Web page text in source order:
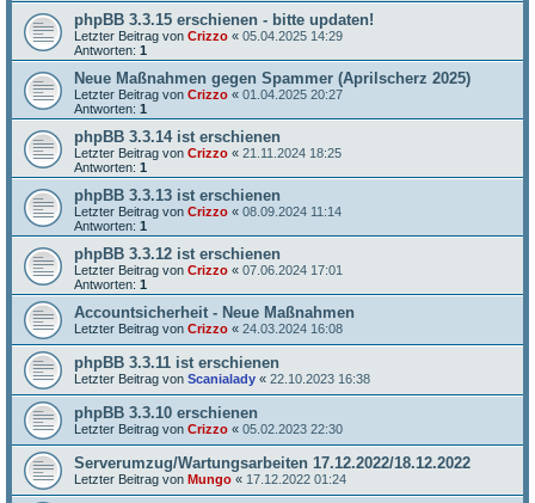
phpBB 3.3.15 erschienen - bitte updaten!
Letzter Beitrag von Crizzo « 05.04.2025 14:29
Antworten: 1
Neue Maßnahmen gegen Spammer (Aprilscherz 2025)
Letzter Beitrag von Crizzo « 01.04.2025 20:27
Antworten: 1
phpBB 3.3.14 ist erschienen
Letzter Beitrag von Crizzo « 21.11.2024 18:25
Antworten: 1
phpBB 3.3.13 ist erschienen
Letzter Beitrag von Crizzo « 08.09.2024 11:14
Antworten: 1
phpBB 3.3.12 ist erschienen
Letzter Beitrag von Crizzo « 07.06.2024 17:01
Antworten: 1
Accountsicherheit - Neue Maßnahmen
Letzter Beitrag von Crizzo « 24.03.2024 16:08
phpBB 3.3.11 ist erschienen
Letzter Beitrag von Scanialady « 22.10.2023 16:38
phpBB 3.3.10 erschienen
Letzter Beitrag von Crizzo « 05.02.2023 22:30
Serverumzug/Wartungsarbeiten 17.12.2022/18.12.2022
Letzter Beitrag von Mungo « 17.12.2022 01:24